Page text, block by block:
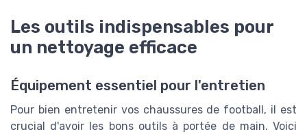
Les outils indispensables pour
un nettoyage efficace
Équipement essentiel pour l'entretien
Pour bien entretenir vos chaussures de football, il est
crucial d'avoir les bons outils à portée de main. Voici